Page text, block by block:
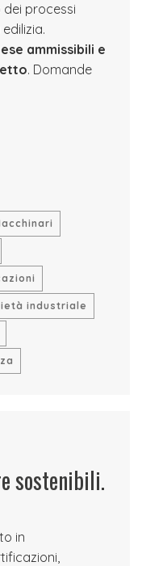
processi
ammissibili e
. Domande
industriale
sostenibili.
in